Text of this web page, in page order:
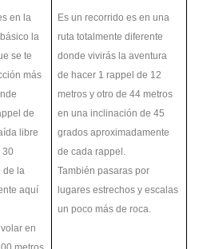
en la
la
se te
más
de
libre
30
de la
aquí
en
Es un recorrido es en una
ruta totalmente diferente
donde vivirás la aventura
de hacer 1 rappel de 12
metros y otro de 44 metros
en una inclinación de 45
grados aproximadamente
de cada rappel.
También pasaras por
lugares estrechos y escalas
un poco más de roca.